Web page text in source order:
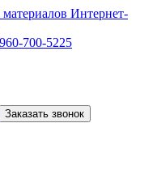
Интернет-
700-5225
Заказать звонок